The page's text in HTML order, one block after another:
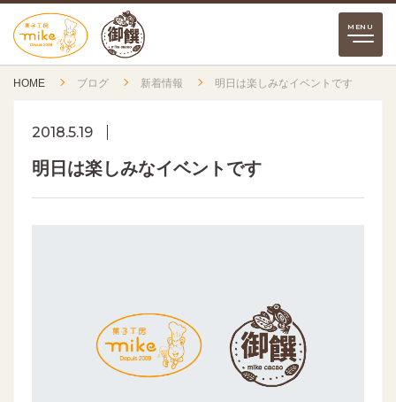
HOME ブログ 新着情報 明日は楽しみなイベントです
2018.5.19
明日は楽しみなイベントです